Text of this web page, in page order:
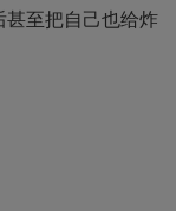
至把自己也给炸